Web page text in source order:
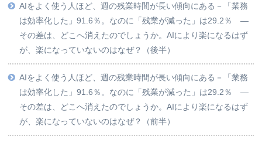
AIをよく使う人ほど、週の残業時間が長い傾向にある－「業務
は効率化した」91.6％。なのに「残業が減った」は29.2％ ―
その差は、どこへ消えたのでしょうか。AIにより楽になるはず
が、楽になっていないのはなぜ？（後半）
AIをよく使う人ほど、週の残業時間が長い傾向にある－「業務
は効率化した」91.6％。なのに「残業が減った」は29.2％ ―
その差は、どこへ消えたのでしょうか。AIにより楽になるはず
が、楽になっていないのはなぜ？（前半）